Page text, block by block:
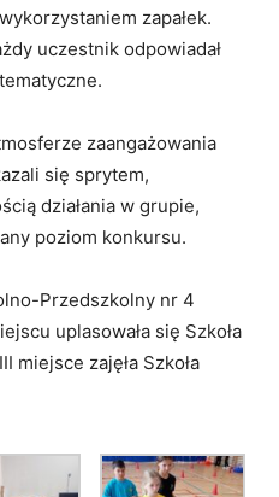
zapałek.
uczestnik odpowiadał
zaangażowania
się sprytem,
działania w grupie,
poziom konkursu.
Przedszkolny nr 4
uplasowała się Szkoła
miejsce zajęła Szkoła